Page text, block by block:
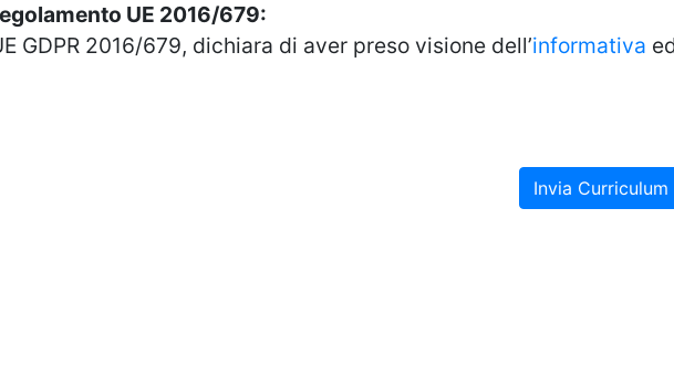
UE 2016/679:
GDPR 2016/679, dichiara di aver preso visione dell’informativa
Invia Curriculum